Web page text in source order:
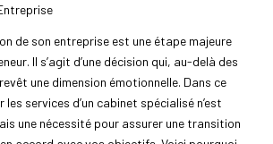
de son entreprise est une étape majeure
Il s’agit d’une décision qui, au-delà des
une dimension émotionnelle. Dans ce
services d’un cabinet spécialisé n’est
une nécessité pour assurer une transition